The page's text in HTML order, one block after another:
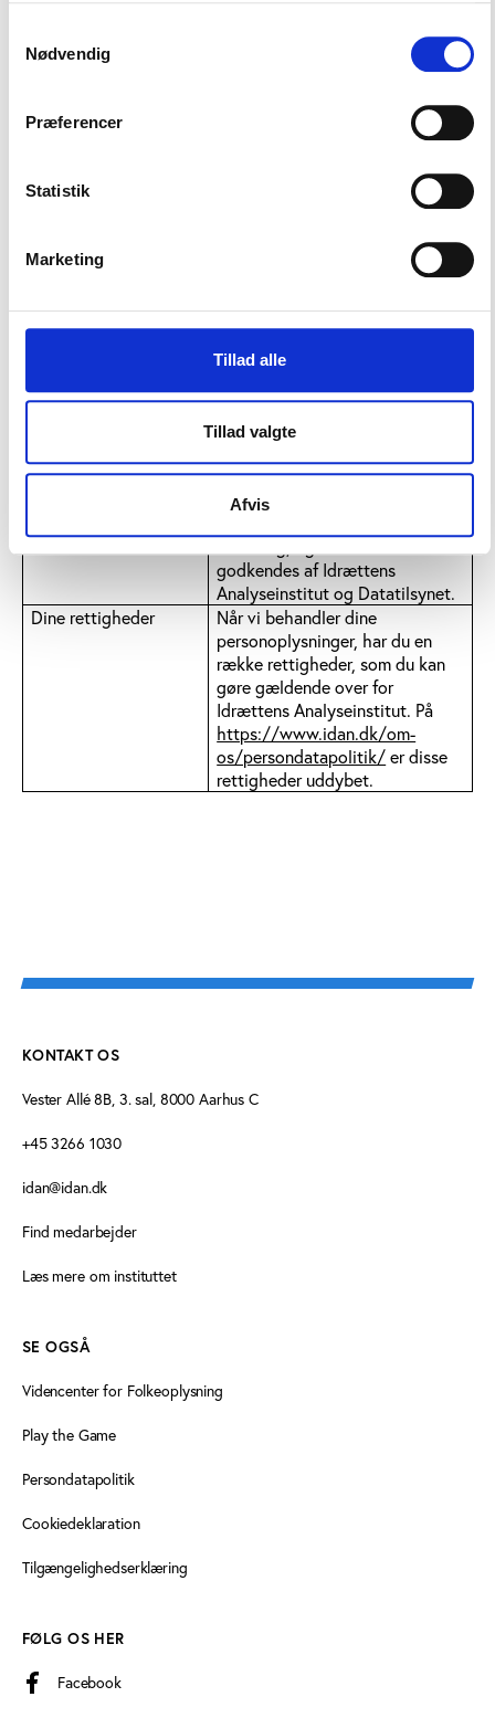
Nødvendig
Præferencer
Statistik
Marketing
Tillad alle
Tillad valgte
Afvis
databeskyttelseslovens regler.
indsamlede personoplysninger
disse tilfælde er der indgået
databehandleraftaler for at
databeskyttelsesforordningen er
opfyldt, og at der alene handles
Tidsperiode
Dine personoplysninger vil blive
undersøgelsen er afsluttet.
personoplysninger enten slettet
eller arkiveret efter gældende
arkiveres hos Rigsarkivet i
Danmark, må de stadig
godkendes af Idrættens
Analyseinstitut og Datatilsynet.
Dine rettigheder
Når vi behandler dine
personoplysninger, har du en
række rettigheder, som du kan
gøre gældende over for
Idrættens Analyseinstitut. På
https://www.idan.dk/om-
os/persondatapolitik/er disse
rettigheder uddybet.
KONTAKT OS
Vester Allé 8B, 3. sal, 8000 Aarhus C
+45 3266 1030
idan@idan.dk
Find medarbejder
Læs mere om instituttet
SE OGSÅ
Videncenter for Folkeoplysning
Play the Game
Persondatapolitik
Cookiedeklaration
Tilgængelighedserklæring
FØLG OS HER
Facebook